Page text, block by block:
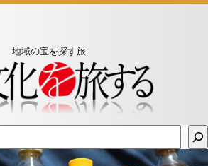
地域の宝を探す旅